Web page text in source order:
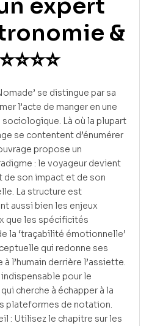
expert
&
se distingue par sa
l’acte de manger en une
Là où la plupart
se contentent d’énumérer
propose un
: le voyageur devient
de son impact et de son
La structure est
aussi bien les enjeux
que les spécificités
la ‘traçabilité émotionnelle’
qui redonne ses
l’humain derrière l’assiette.
pour le
cherche à échapper à la
plateformes de notation.
: Utilisez le chapitre sur les